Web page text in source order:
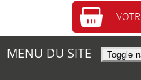
MENU DU SITE Toggle